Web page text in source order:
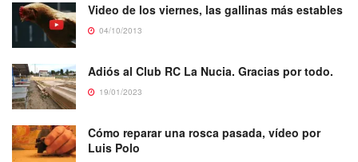
Video de los viernes, las gallinas más estables
04/10/2013
Adiós al Club RC La Nucia. Gracias por todo.
19/01/2023
Cómo reparar una rosca pasada, vídeo por
Luis Polo